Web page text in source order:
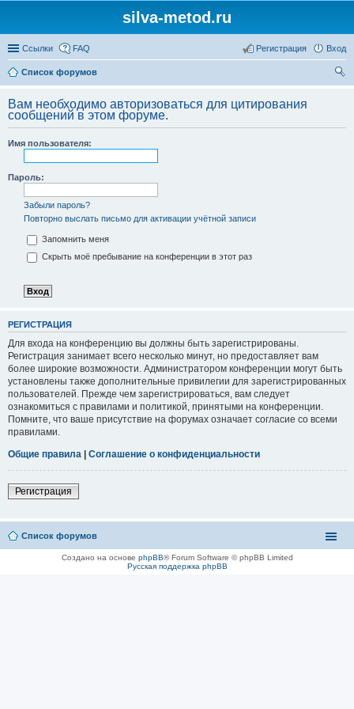
silva-metod.ru
Ссылки FAQ Вход
Регистрация
Список форумов
Вам необходимо авторизоваться для цитирования
сообщений в этом форуме.
Имя пользователя:
Пароль:
Забыли пароль?
Повторно выслать письмо для активации учётной записи
Запомнить меня
Скрыть моё пребывание на конференции в этот раз
РЕГИСТРАЦИЯ
Для входа на конференцию вы должны быть зарегистрированы.
Регистрация занимает всего несколько минут, но предоставляет вам
более широкие возможности. Администратором конференции могут быть
установлены также дополнительные привилегии для зарегистрированных
пользователей. Прежде чем зарегистрироваться, вам следует
ознакомиться с правилами и политикой, принятыми на конференции.
Помните, что ваше присутствие на форумах означает согласие со всеми
правилами.
Общие правила | Соглашение о конфиденциальности
Регистрация
Список форумов
Создано на основе phpBB® Forum Software © phpBB Limited
Русская поддержка phpBB